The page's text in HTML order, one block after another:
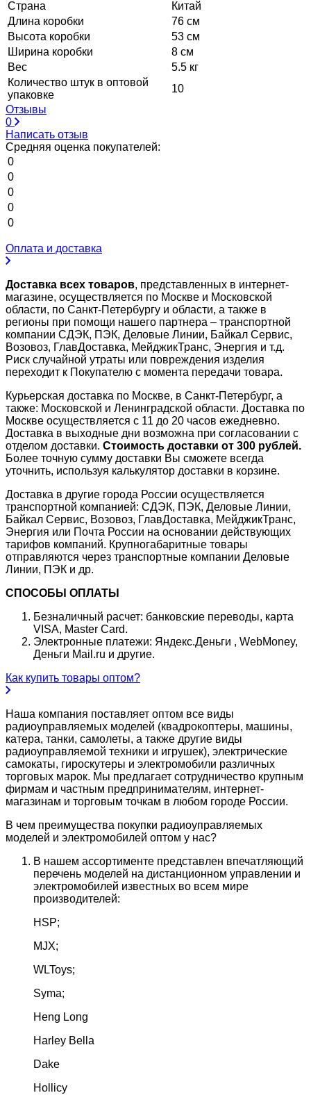
Страна
Китай
Длина коробки
76 см
Высота коробки
53 см
Ширина коробки
8 см
Вес
5.5 кг
Количество штук в оптовой
упаковке
10
Отзывы
0
Написать отзыв
Средняя оценка покупателей:
0
0
0
0
0
Оплата и доставка
Доставка всех товаров, представленных в интернет-
магазине, осуществляется по Москве и Московской
области, по Санкт-Петербургу и области, а также в
регионы при помощи нашего партнера – транспортной
компании СДЭК, ПЭК, Деловые Линии, Байкал Сервис,
Возовоз, ГлавДоставка, МейджикТранс, Энергия и т.д.
Риск случайной утраты или повреждения изделия
переходит к Покупателю с момента передачи товара.
Курьерская доставка по Москве, в Санкт-Петербург, а
также: Московской и Ленинградской области. Доставка по
Москве осуществляется с 11 до 20 часов ежедневно.
Доставка в выходные дни возможна при согласовании с
отделом доставки. Стоимость доставки от 300 рублей.
Более точную сумму доставки Вы сможете всегда
уточнить, используя калькулятор доставки в корзине.
Доставка в другие города России осуществляется
транспортной компанией: СДЭК, ПЭК, Деловые Линии,
Байкал Сервис, Возовоз, ГлавДоставка, МейджикТранс,
Энергия или Почта России на основании действующих
тарифов компаний. Крупногабаритные товары
отправляются через транспортные компании Деловые
Линии, ПЭК и др.
СПОСОБЫ ОПЛАТЫ
Безналичный расчет: банковские переводы, карта
VISA, Master Card.
Электронные платежи: Яндекс.Деньги , WebMoney,
Деньги Mail.ru и другие.
Как купить товары оптом?
Наша компания поставляет оптом все виды
радиоуправляемых моделей (квадрокоптеры, машины,
катера, танки, самолеты, а также другие виды
радиоуправляемой техники и игрушек), электрические
самокаты, гироскутеры и электромобили различных
торговых марок. Мы предлагает сотрудничество крупным
фирмам и частным предпринимателям, интернет-
магазинам и торговым точкам в любом городе России.
В чем преимущества покупки радиоуправляемых
моделей и электромобилей оптом у нас?
В нашем ассортименте представлен впечатляющий
перечень моделей на дистанционном управлении и
электромобилей известных во всем мире
производителей:
HSP;
MJX;
WLToys;
Syma;
Heng Long
Harley Bella
Dake
Hollicy